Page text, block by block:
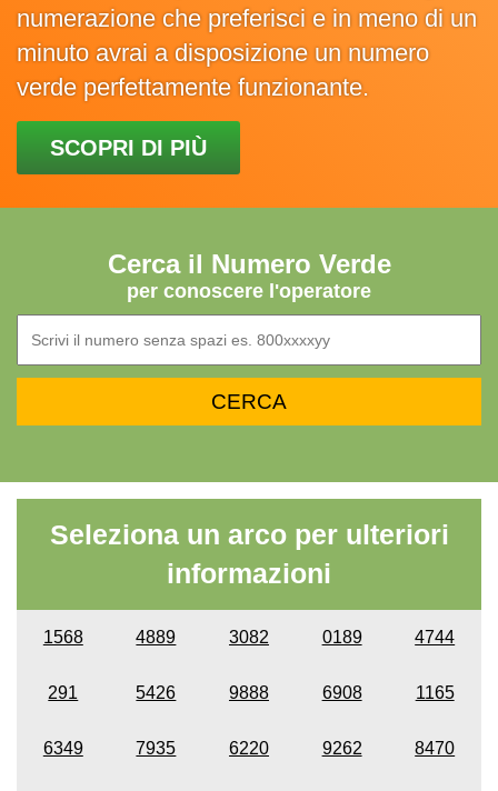
numerazione che preferisci e in meno di un
minuto avrai a disposizione un numero
verde perfettamente funzionante.
SCOPRI DI PIÙ
Cerca il Numero Verde
per conoscere l'operatore
Seleziona un arco per ulteriori
informazioni
1568 4889 3082 0189 4744
291 5426 9888 6908 1165
6349 7935 6220 9262 8470